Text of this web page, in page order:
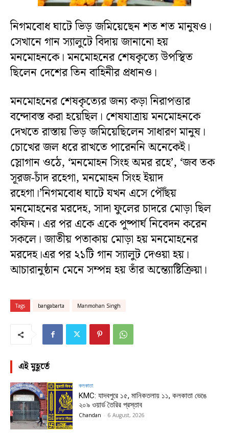
নিগমবোধ ঘাটে ভিড় জমিয়েছেন শত শত মানুষও।
সেখানে গান স্যালুটে বিদায় জানানো হয়
মনমোহনকে। মনমোহনের শেষকৃত্যে উপস্থিত
ছিলেন দেশের তিন বাহিনীর প্রধানও।
মনমোহনের শেষকৃত্যের জন্য কড়া নিরাপত্তার
বন্দোবস্ত করা হয়েছিল। শেষযাত্রায় মনমোহনকে
দেখতে রাস্তায় ভিড় জমিয়েছিলেন সাধারণ মানুষ।
চোখের জল ধরে রাখতে পারেননি অনেকেই।
স্লোগান ওঠে, ‘মনমোহন সিংহ অমর রহে’, ‘জব তক
সূরজ-চাঁদ রহেগা, মনমোহন সিংহ ইয়াদ
রহেগা।’নিগমবোধ ঘাটে যখন এসে পৌঁছয়
মনমোহনের মরদেহ, সাদা ফুলের চাদরে মোড়া ছিল
কফিন। এর পর একে একে পুষ্পার্ঘ নিবেদন করেন
সকলে। জাতীয় পতাকায় মোড়া হয় মনমোহনের
মরদেহ।এর পর ২১টি গান স্যালুট দেওয়া হয়।
আচারানুষ্ঠান মেনে সম্পন্ন হয় তাঁর অন্ত্যোষ্টিক্রিয়া।
Tags bangabarta Manmohan Singh
এই মুহূর্তে
কলকাতা
KMC: যাদবপুরে ১৫, মানিকতলায় ১১, কলকাতা ভেঙে
২০৯ ওয়ার্ড তৈরির প্রস্তাব
Chandan - 6 August, 2026